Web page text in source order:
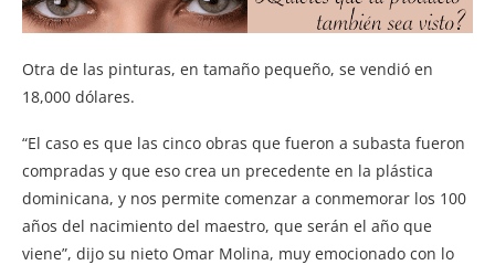
Otra de las pinturas, en tamaño pequeño, se vendió en
18,000 dólares.
“El caso es que las cinco obras que fueron a subasta fueron
compradas y que eso crea un precedente en la plástica
dominicana, y nos permite comenzar a conmemorar los 100
años del nacimiento del maestro, que serán el año que
viene”, dijo su nieto Omar Molina, muy emocionado con lo